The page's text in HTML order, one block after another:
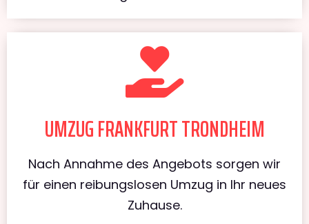
UMZUG FRANKFURT TRONDHEIM
Nach Annahme des Angebots sorgen wir
für einen reibungslosen Umzug in Ihr neues
Zuhause.